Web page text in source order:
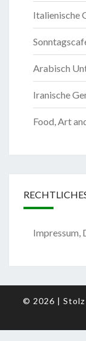
Italienische
Arabisch
Iranische
Food, Art
Impressum,
© 2026 |